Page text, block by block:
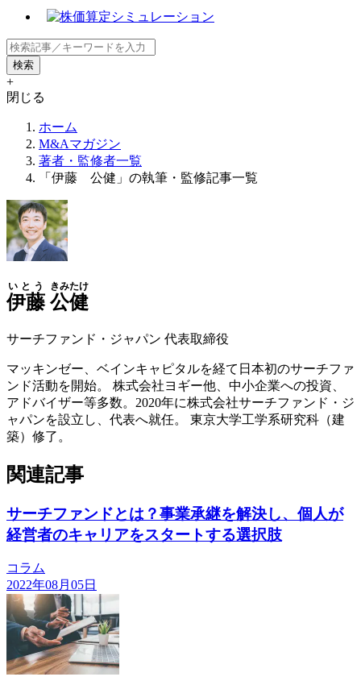
+
閉じる
ホーム
M&Aマガジン
著者・監修者一覧
「伊藤 公健」の執筆・監修記事一覧
伊藤
いとう
公健
きみたけ
サーチファンド・ジャパン 代表取締役
マッキンゼー、ベインキャピタルを経て日本初のサーチファ
ンド活動を開始。 株式会社ヨギー他、中小企業への投資、
アドバイザー等多数。2020年に株式会社サーチファンド・ジ
ャパンを設立し、代表へ就任。 東京大学工学系研究科（建
築）修了。
関連記事
サーチファンドとは？事業承継を解決し、個人が
経営者のキャリアをスタートする選択肢
コラム
2022年08月05日